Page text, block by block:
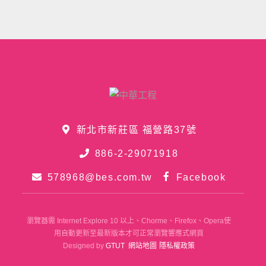
新北市新莊區 福營路37號
886-2-29071918
578968@bes.com.tw Facebook
瀏覽器需 Internet Explore 10 以上、Chorme、Firefox、Opera使
用自動更新至最新版本才可正常瀏覽響應式網頁
Designed by GTUT 網站地圖 隱私權政策